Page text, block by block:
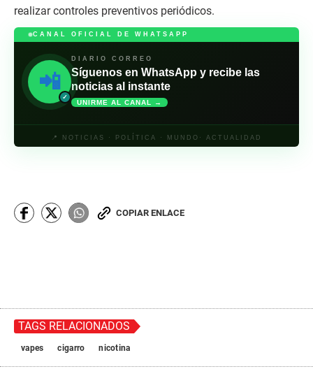
realizar controles preventivos periódicos.
CANAL OFICIAL DE WHATSAPP
📲
✓
DIARIO CORREO
Síguenos en WhatsApp y recibe las
noticias al instante
UNIRME AL CANAL →
📍 NOTICIAS · POLÍTICA · MUNDO· ACTUALIDAD
COPIAR ENLACE
TAGS RELACIONADOS
vapes cigarro nicotina